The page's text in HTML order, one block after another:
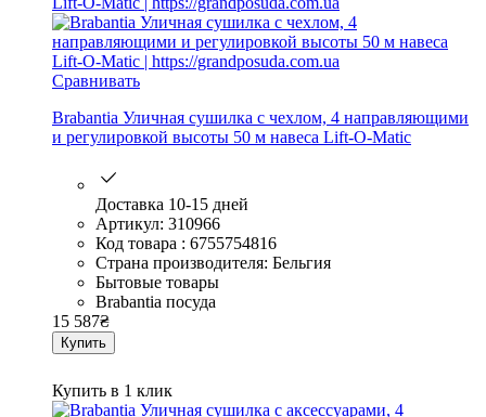
Сравнивать
Brabantia Уличная сушилка с чехлом, 4 направляющими
и регулировкой высоты 50 м навеса Lift-O-Matic
Доставка 10-15 дней
Артикул: 310966
Код товара : 6755754816
Страна производителя: Бельгия
Бытовые товары
Brabantia посуда
15 587₴
Купить
Купить в 1 клик